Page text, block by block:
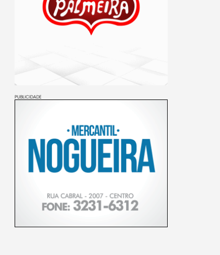
PUBLICIDADE